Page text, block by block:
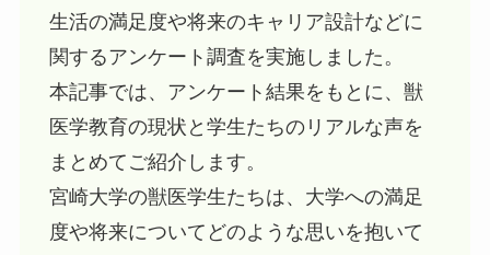
生活の満足度や将来のキャリア設計などに
関するアンケート調査を実施しました。
本記事では、アンケート結果をもとに、獣
医学教育の現状と学生たちのリアルな声を
まとめてご紹介します。
宮崎大学の獣医学生たちは、大学への満足
度や将来についてどのような思いを抱いて